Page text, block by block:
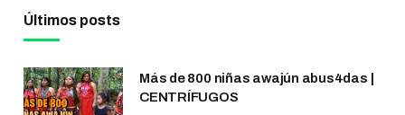
Últimos posts
Más de 800 niñas awajún abus4das |
CENTRÍFUGOS